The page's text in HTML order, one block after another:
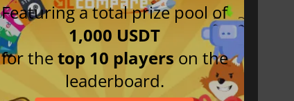
Featuring a total prize pool of
1,000 USDT
for thetop 10 players on the
leaderboard.